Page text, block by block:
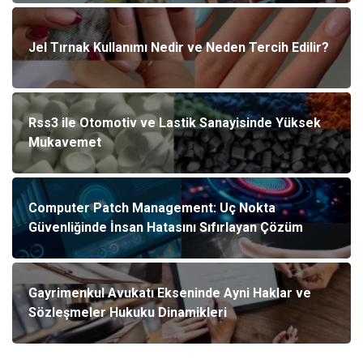
Jel Tırnak Kullanımı Nedir ve Neden Tercih Edilir?
Rss3 ile Otomotiv ve Lastik Sanayisinde Yüksek
Mukavemet
Computer Patch Management: Uç Nokta
Güvenliğinde İnsan Hatasını Sıfırlayan Çözüm
Gayrimenkul Avukatı Ekseninde Ayni Haklar ve
Sözleşmeler Hukuku Dinamikleri